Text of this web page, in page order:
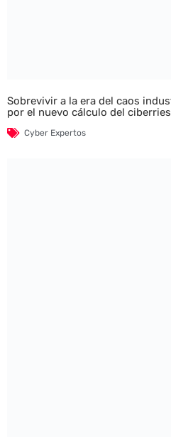
Sobrevivir a la era del caos
por el nuevo cálculo del
Cyber Expertos